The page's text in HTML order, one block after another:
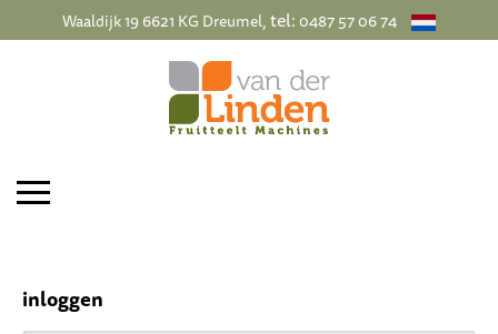
Waaldijk 19 6621 KG Dreumel, tel:0487 57 06 74
inloggen